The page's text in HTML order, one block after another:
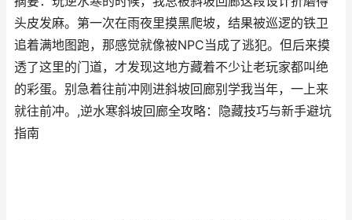
头皮发麻。第一次在雨夜里摸黑爬坡，结果被巡逻的铁卫
追着满地图跑，那感觉就像被NPC当成了逃犯。但后来摸
透了这里的门道，才发现这地方藏着不少让老玩家都叫绝
的彩蛋。别急着往前冲刚进斜坡回廊别学我当年，一上来
就往前冲。,逆水寒斜坡回廊全攻略：隐藏技巧与新手避坑
指南